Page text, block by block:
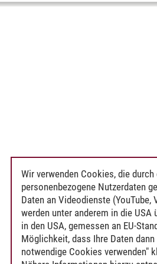
Wir verwenden Cookies, die
personenbezogene Nutzerdaten
Daten an Videodienste
werden unter anderem in die
in den USA, gemessen an EU-
Möglichkeit, dass Ihre Daten
notwendige Cookies verwenden"